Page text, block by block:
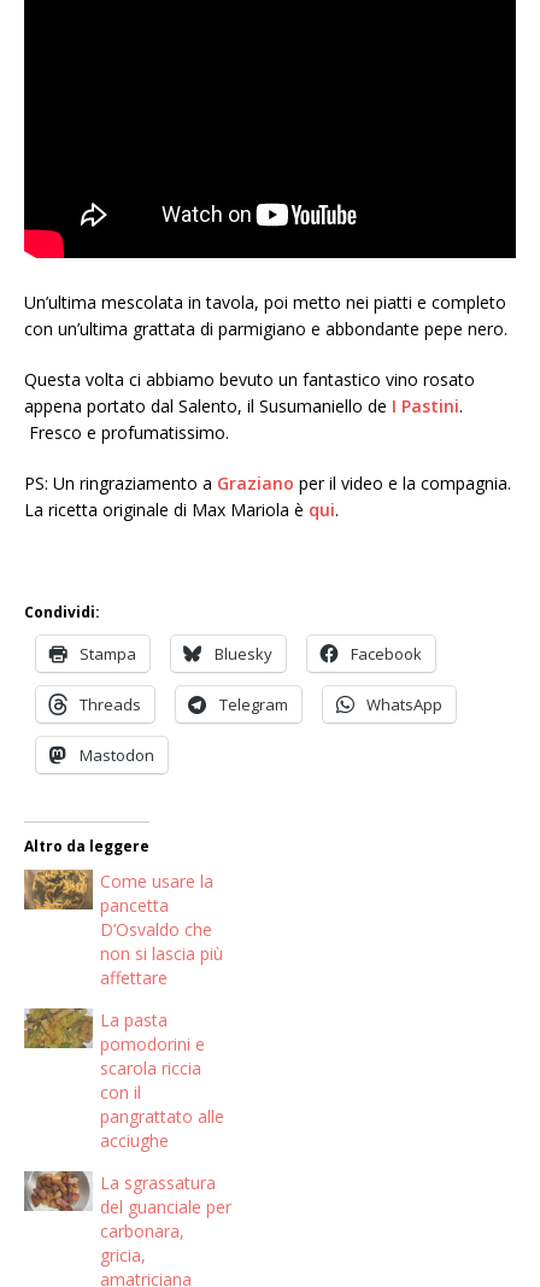
Un’ultima mescolata in tavola, poi metto nei piatti e completo
con un’ultima grattata di parmigiano e abbondante pepe nero.
Questa volta ci abbiamo bevuto un fantastico vino rosato
appena portato dal Salento, il Susumaniello de I Pastini.
Fresco e profumatissimo.
PS: Un ringraziamento a Graziano per il video e la compagnia.
La ricetta originale di Max Mariola è qui.
Condividi:
Stampa Bluesky Facebook
Threads Telegram WhatsApp
Mastodon
Altro da leggere
Come usare la
pancetta
D’Osvaldo che
non si lascia più
affettare
La pasta
pomodorini e
scarola riccia
con il
pangrattato alle
acciughe
La sgrassatura
del guanciale per
carbonara,
gricia,
amatriciana